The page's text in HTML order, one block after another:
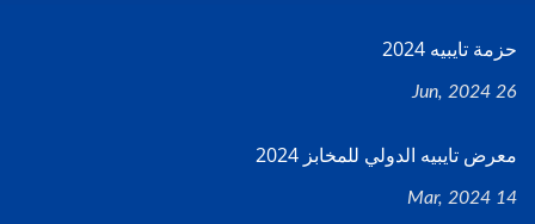
حزمة تايبيه 2024
26 Jun, 2024
معرض تايبيه الدولي للمخابز 2024
14 Mar, 2024